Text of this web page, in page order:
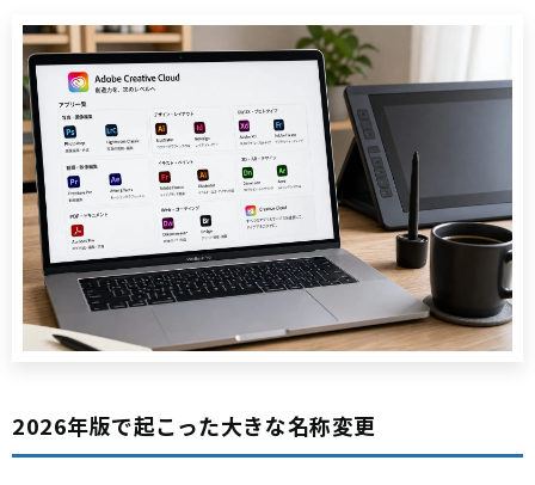
2026年版で起こった大きな名称変更